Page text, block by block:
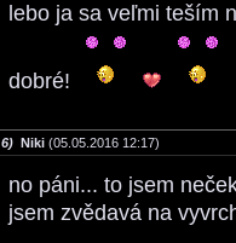
lebo ja sa veľmi teším
dobré!
6) Niki (05.05.2016 12:17)
no páni... to jsem
jsem zvědavá na